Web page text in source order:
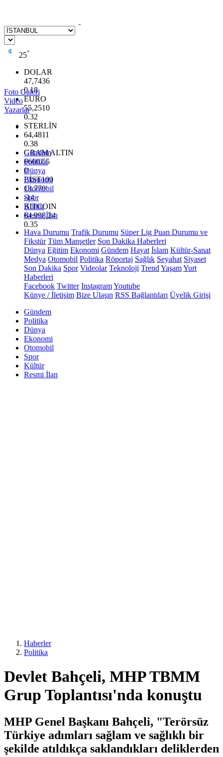
25°
DOLAR
47,7436
0.18
EURO
55,2510
0.32
STERLİN
64,4811
0.38
GRAM ALTIN
6660.55
0
BİST100
13.779
-14
BITCOIN
64.998,24
0.35
Foto Galeri
Video
Yazarlar
Gündem
Politika
Dünya
Ekonomi
Otomobil
Spor
Kültür
Resmi İlan
Hava Durumu Trafik Durumu Süper Lig Puan Durumu ve
Fikstür Tüm Manşetler Son Dakika Haberleri
Dünya Eğitim Ekonomi Gündem Hayat İslam Kültür-Sanat
Medya Otomobil Politika Röportaj Sağlık Seyahat Siyaset
Son Dakika Spor Videolar Teknoloji Trend YaşamYurt
Haberleri
Facebook Twitter InstagramYoutube
Künye / İletişim Bize Ulaşın RSS Bağlantıları Üyelik Girişi
Gündem
Politika
Dünya
Ekonomi
Otomobil
Spor
Kültür
Resmi İlan
Haberler
Politika
Devlet Bahçeli, MHP TBMM
Grup Toplantısı'nda konuştu
MHP Genel Başkanı Bahçeli, "Terörsüz
Türkiye adımları sağlam ve sağlıklı bir
şekilde atıldıkça saklandıkları deliklerden